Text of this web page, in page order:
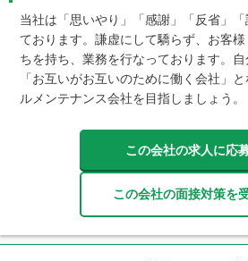
当社は「思いやり」「感謝」「反省」
ております。謙虚にして驕らず、お客
ちを持ち、業務を行なっております。自
「お互いがお互いのために働く会社」
ルメンテナンス会社を目指しましょう。
この会社の求人に応
この会社の面接対策を